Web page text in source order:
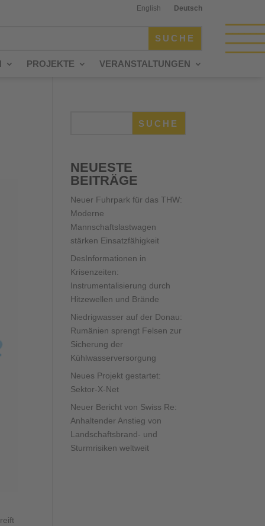
English Deutsch
PROJEKTE VERANSTALTUNGEN
SUCHE
NEUESTE
BEITRÄGE
Neuer Fuhrpark für das THW:
Moderne
Mannschaftslastwagen
stärken Einsatzfähigkeit
DesInformationen in
Krisenzeiten:
Instrumentalisierung durch
Hitzewellen und Brände
Niedrigwasser auf der Donau:
Rumänien sprengt Felsen zur
Sicherung der
Kühlwasserversorgung
Neues Projekt gestartet:
Sektor-X-Net
Neuer Bericht von Swiss Re:
Anhaltender Anstieg von
Landschaftsbrand- und
Sturmrisiken weltweit